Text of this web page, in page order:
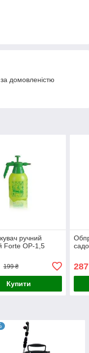
домовленістю
ручний
Forte ОР-1,5
199 ₴
Купити
287